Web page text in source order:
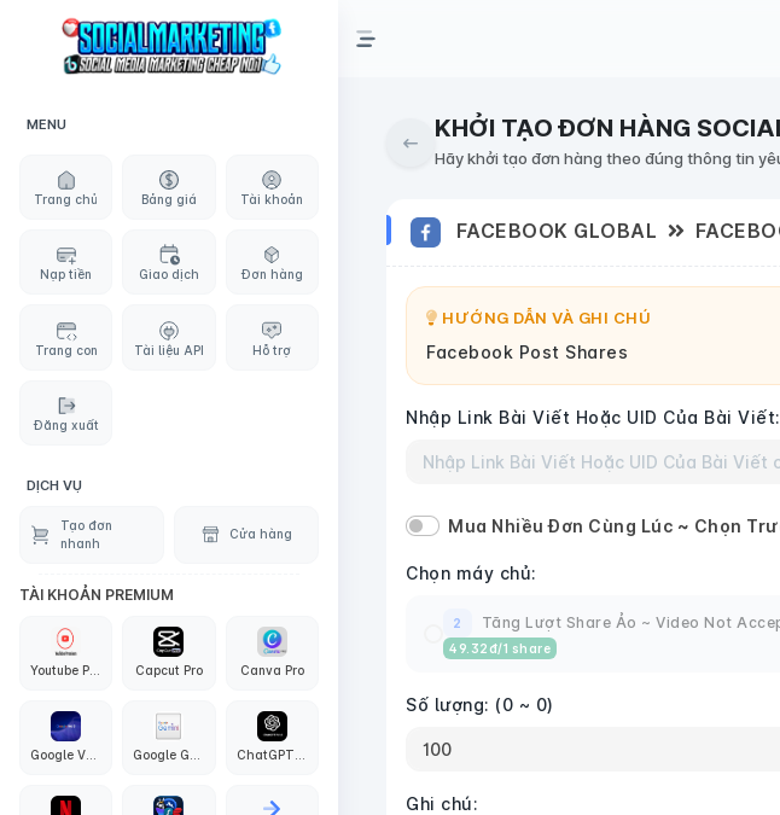
MENU
Trang chủ Bảng giá Tài khoản
Nạp tiền Giao dịch Đơn hàng
Trang con Tài liệu API Hỗ trợ
Đăng xuất
DỊCH VỤ
Tạo đơn
nhanh
Cửa hàng
TÀI KHOẢN PREMIUM
Capcut Pro Canva Pro
KHỞI TẠO ĐƠN HÀNG
Hãy khởi tạo đơn hàng theo đúng thông tin
FACEBOOK GLOBAL
HƯỚNG DẪN VÀ GHI CHÚ
Facebook Post Shares
Nhập Link Bài Viết Hoặc UID Của Bài Viết:
Mua Nhiều Đơn Cùng Lúc ~ Chọn
Chọn máy chủ:
2 Tăng Lượt Share Ảo ~ Video Not
49.32 đ/1 share
Số lượng: (0 ~ 0)
Ghi chú: